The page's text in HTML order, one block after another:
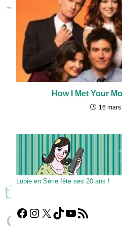
How I Met Your
16
Lubie en Série fête ses 20 ans !
Facebook
Instagram
X TikTokYouTube
Flux RSS